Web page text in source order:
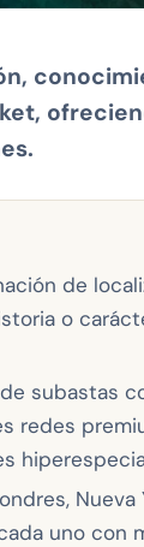
de
o
subastas
redes
Nueva
uno